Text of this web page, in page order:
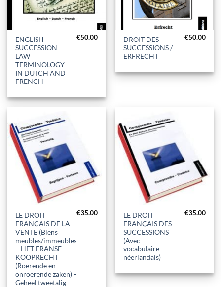
ENGLISH
SUCCESSION
LAW
TERMINOLOGY
IN DUTCH AND
FRENCH
€50.00
DROIT DES
SUCCESSIONS /
ERFRECHT
€50.00
LE DROIT
FRANÇAIS DE LA
VENTE (Biens
meubles/immeubles)
– HET FRANSE
KOOPRECHT
(Roerende en
onroerende zaken) –
Geheel tweetalig
€35.00
LE DROIT
FRANÇAIS DES
SUCCESSIONS
(Avec
vocabulaire
néerlandais)
€35.00